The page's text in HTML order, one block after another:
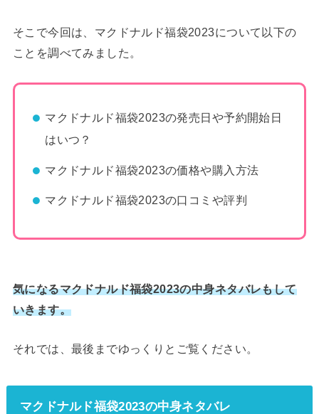
そこで今回は、マクドナルド福袋2023について以下の
ことを調べてみました。
マクドナルド福袋2023の発売日や予約開始日
はいつ？
マクドナルド福袋2023の価格や購入方法
マクドナルド福袋2023の口コミや評判
気になるマクドナルド福袋2023の中身ネタバレもして
いきます。
それでは、最後までゆっくりとご覧ください。
マクドナルド福袋2023の中身ネタバレ